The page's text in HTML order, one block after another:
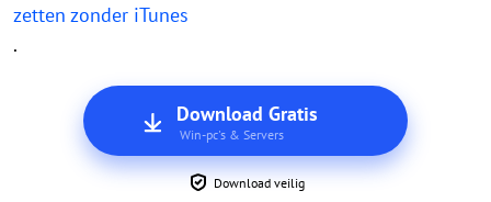
zetten zonder iTunes
.
Download Gratis
Win-pc's & Servers
Download veilig